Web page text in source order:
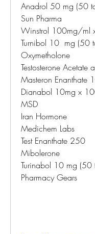
Anadrol 50 mg (50
Sun Pharma
Winstrol 100mg/ml
Turnibol 10  mg (50
Oxymetholone
Testosterone
Masteron Enanthate
Dianabol 10mg x
MSD
Iran Hormone
Medichem Labs
Test Enanthate 250
Mibolerone
Turinabol 10 mg (50
Pharmacy Gears